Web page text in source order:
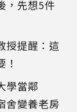
，先想5件
授提醒：這
學當鄰
舍變養老房